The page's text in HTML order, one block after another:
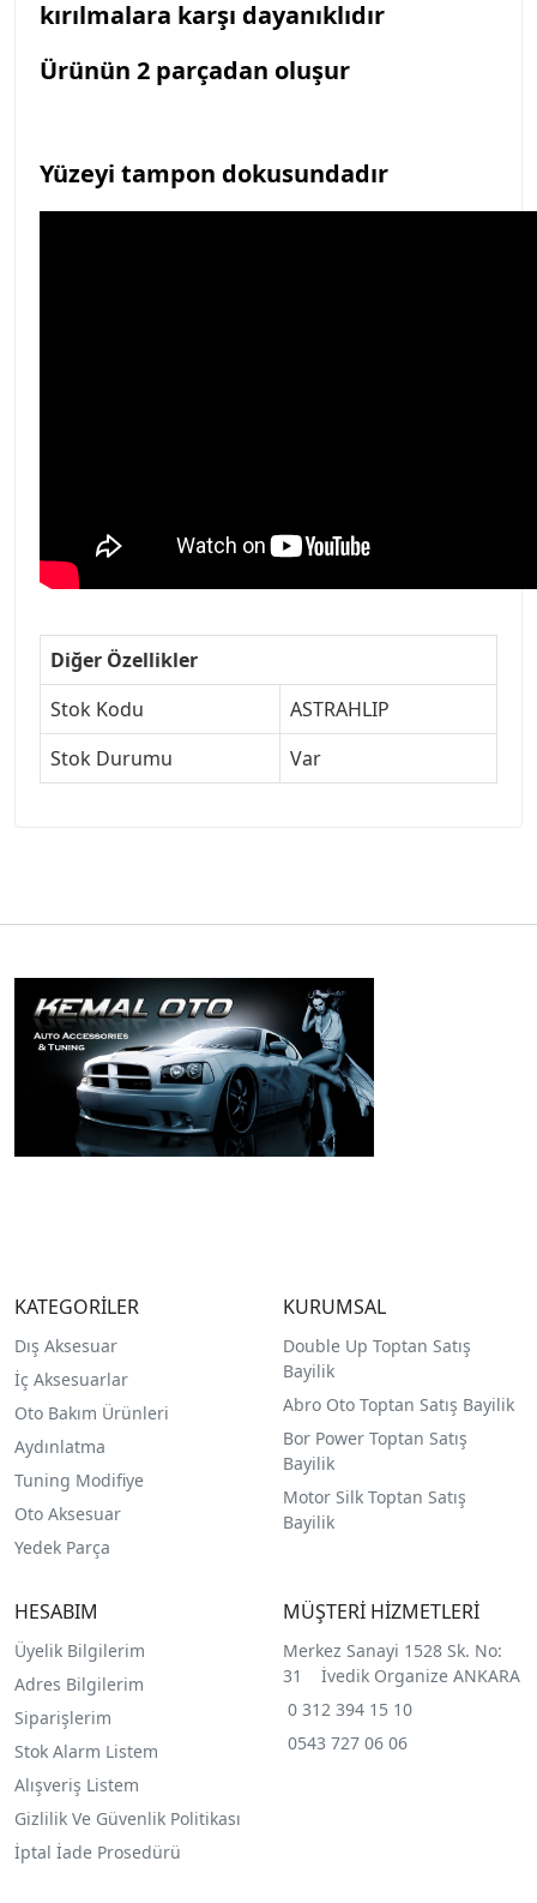
kırılmalara karşı dayanıklıdır
Ürünün 2 parçadan oluşur
Yüzeyi tampon dokusundadır
Diğer Özellikler
Stok Kodu
ASTRAHLIP
Stok Durumu
Var
KATEGORİLER
Dış Aksesuar
İç Aksesuarlar
Oto Bakım Ürünleri
Aydınlatma
Tuning Modifiye
Oto Aksesuar
Yedek Parça
KURUMSAL
Double Up Toptan Satış
Bayilik
Abro Oto Toptan Satış Bayilik
Bor Power Toptan Satış
Bayilik
Motor Silk Toptan Satış
Bayilik
HESABIM
Üyelik Bilgilerim
Adres Bilgilerim
Siparişlerim
Stok Alarm Listem
Alışveriş Listem
Gizlilik Ve Güvenlik Politikası
İptal İade Prosedürü
MÜŞTERİ HİZMETLERİ
Merkez Sanayi 1528 Sk. No:
31 İvedik Organize ANKARA
0 312 394 15 10
0543 727 06 06